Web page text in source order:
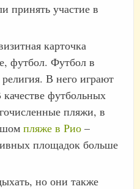
принять участие в
карточка
футбол. Футбол в
В него играют
футбольных
пляжи, в
пляже в Рио –
площадок больше
но они также